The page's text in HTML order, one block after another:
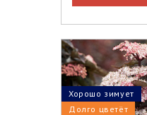
Долго цветёт
Хорошо зимует